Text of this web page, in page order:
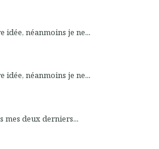
idée, néanmoins je ne...
idée, néanmoins je ne...
mes deux derniers...